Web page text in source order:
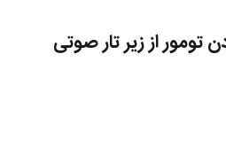
تومور از زیر تار صوتی